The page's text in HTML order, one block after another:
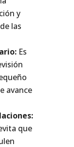
y
las
Es
avance
que